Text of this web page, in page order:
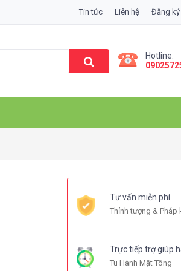
Tin tức Liên hệ Đăng ký
Hotline:
Tư vấn miễn phí
Thỉnh tượng & Pháp
Trực tiếp trợ giúp
Tu Hành Mật Tông